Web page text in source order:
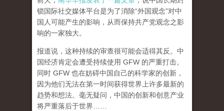
锁国际社交媒体平台是为了消除“外国观念”对中
国人可能产生的影响，从而保持共产党观念之影
响的一家独大。
报道说，这种持续的审查很可能会适得其反。中
国经济肯定会遭受持续使用 GFW 的严重打击。
同时 GFW 也在妨碍中国自己的科学家的创新，
因为他们无法在第一时间获得世界上许多最新的
趋势和想法。毫无疑问，中国的创新和创意产业
将严重落后于世界……